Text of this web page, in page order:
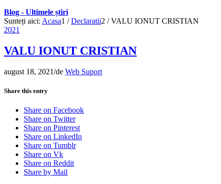
Blog - Ultimele știri
Sunteți aici: Acasa1 / Declaratii2 / VALU IONUT CRISTIAN
2021
VALU IONUT CRISTIAN
august 18, 2021/de Web Suport
Share this entry
Share on Facebook
Share on Twitter
Share on Pinterest
Share on LinkedIn
Share on Tumblr
Share on Vk
Share on Reddit
Share by Mail